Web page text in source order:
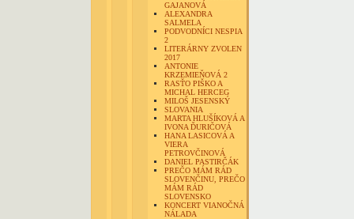
GAJANOVÁ
ALEXANDRA
SALMELA
PODVODNÍCI NESPIA
2
LITERÁRNY ZVOLEN
2017
ANTONIE
KRZEMIEŇOVÁ 2
RASŤO PIŠKO A
MICHAL HERCEG
MILOŠ JESENSKÝ
SLOVANIA
MARTA HLUŠÍKOVÁ A
IVONA ĎURIČOVÁ
HANA LASICOVÁ A
VIERA
PETROVČINOVÁ
DANIEL PASTIRČÁK
PREČO MÁM RÁD
SLOVENČINU, PREČO
MÁM RÁD
SLOVENSKO
KONCERT VIANOČNÁ
NÁLADA